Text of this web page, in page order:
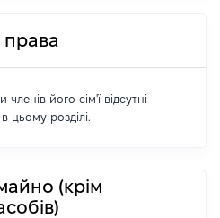
права
його сім'ї відсутні
цьому розділі.
(крім